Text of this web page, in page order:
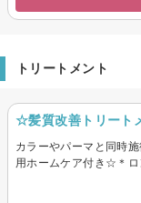
トリートメント
☆髪質改善トリート
カラーやパーマと同時
用ホームケア付き☆＊ロ